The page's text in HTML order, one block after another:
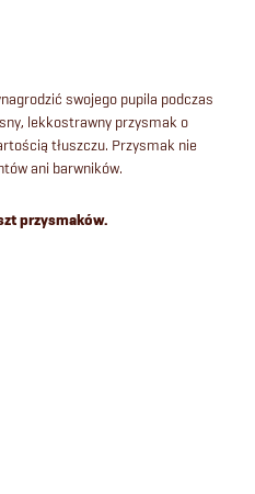
swojego pupila podczas
lekkostrawny przysmak o
tłuszczu. Przysmak nie
ani barwników.
przysmaków.